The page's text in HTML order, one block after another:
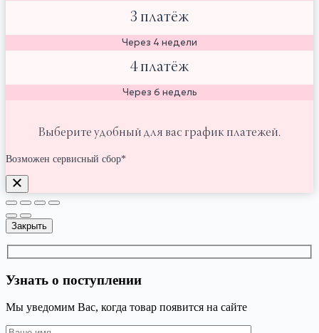
3 платёж
Через 4 недели
4 платёж
Через 6 недель
Выберите удобный для вас график платежей.
Возможен сервисный сбор*
Закрыть
Узнать о поступлении
Мы уведомим Вас, когда товар появится на сайте